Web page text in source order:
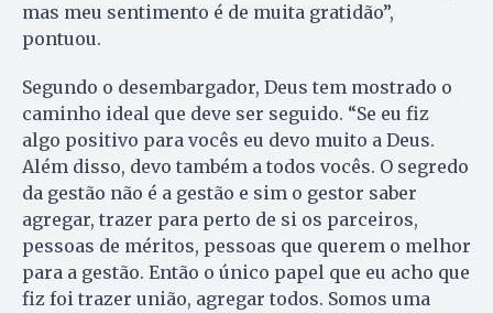
mas meu sentimento é de muita gratidão”,
pontuou.
Segundo o desembargador, Deus tem mostrado o
caminho ideal que deve ser seguido. “Se eu fiz
algo positivo para vocês eu devo muito a Deus.
Além disso, devo também a todos vocês. O segredo
da gestão não é a gestão e sim o gestor saber
agregar, trazer para perto de si os parceiros,
pessoas de méritos, pessoas que querem o melhor
para a gestão. Então o único papel que eu acho que
fiz foi trazer união, agregar todos. Somos uma